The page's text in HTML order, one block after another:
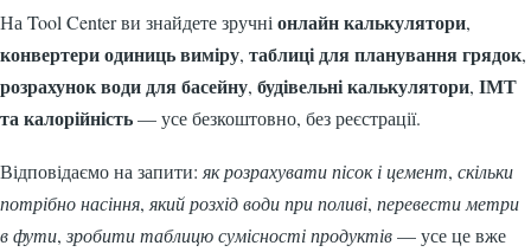
На Tool Center ви знайдете зручні онлайн калькулятори,
конвертери одиниць виміру, таблиці для планування грядок,
розрахунок води для басейну, будівельні калькулятори, ІМТ
та калорійність— усе безкоштовно, без реєстрації.
Відповідаємо на запити: як розрахувати пісок і цемент, скільки
потрібно насіння, який розхід води при поливі, перевести метри
в фути, зробити таблицю сумісності продуктів— усе це вже